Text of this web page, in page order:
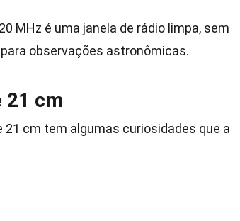
MHz é uma janela de rádio limpa, sem
observações astronômicas.
21 cm
cm tem algumas curiosidades que a